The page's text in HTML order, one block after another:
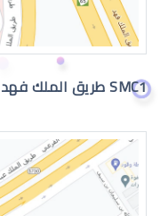
عيون
حول
SMC1 طريق الملك فهد - الرياض